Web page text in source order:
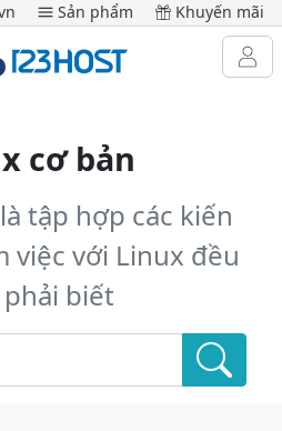
Sản phẩm Khuyến mãi
cơ bản
tập hợp các kiến
việc với Linux đều
biết